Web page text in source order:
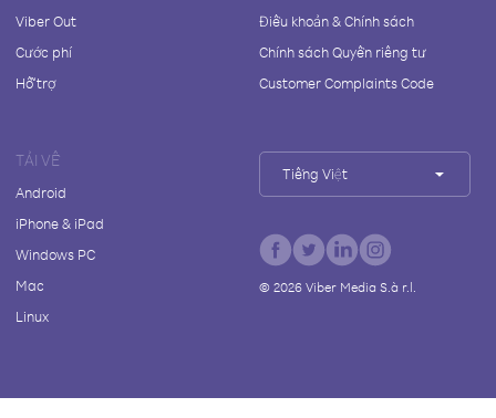
Viber Out
Cước phí
Hỗ trợ
Điều khoản & Chính sách
Chính sách Quyền riêng tư
Customer Complaints Code
TẢI VỀ
Android
iPhone & iPad
Windows PC
Mac
Linux
Tiếng Việt
© 2026Viber Media S.à r.l.